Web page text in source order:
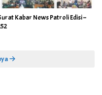
Kabar News Patroli Edisi –